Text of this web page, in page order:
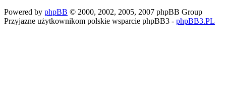
Powered by phpBB © 2000, 2002, 2005, 2007 phpBB Group
Przyjazne użytkownikom polskie wsparcie phpBB3 - phpBB3.PL